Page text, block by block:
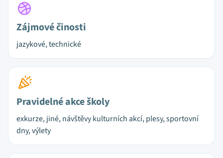
Zájmové činosti
jazykové, technické
Pravidelné akce školy
exkurze, jiné, návštěvy kulturních akcí, plesy, sportovní
dny, výlety